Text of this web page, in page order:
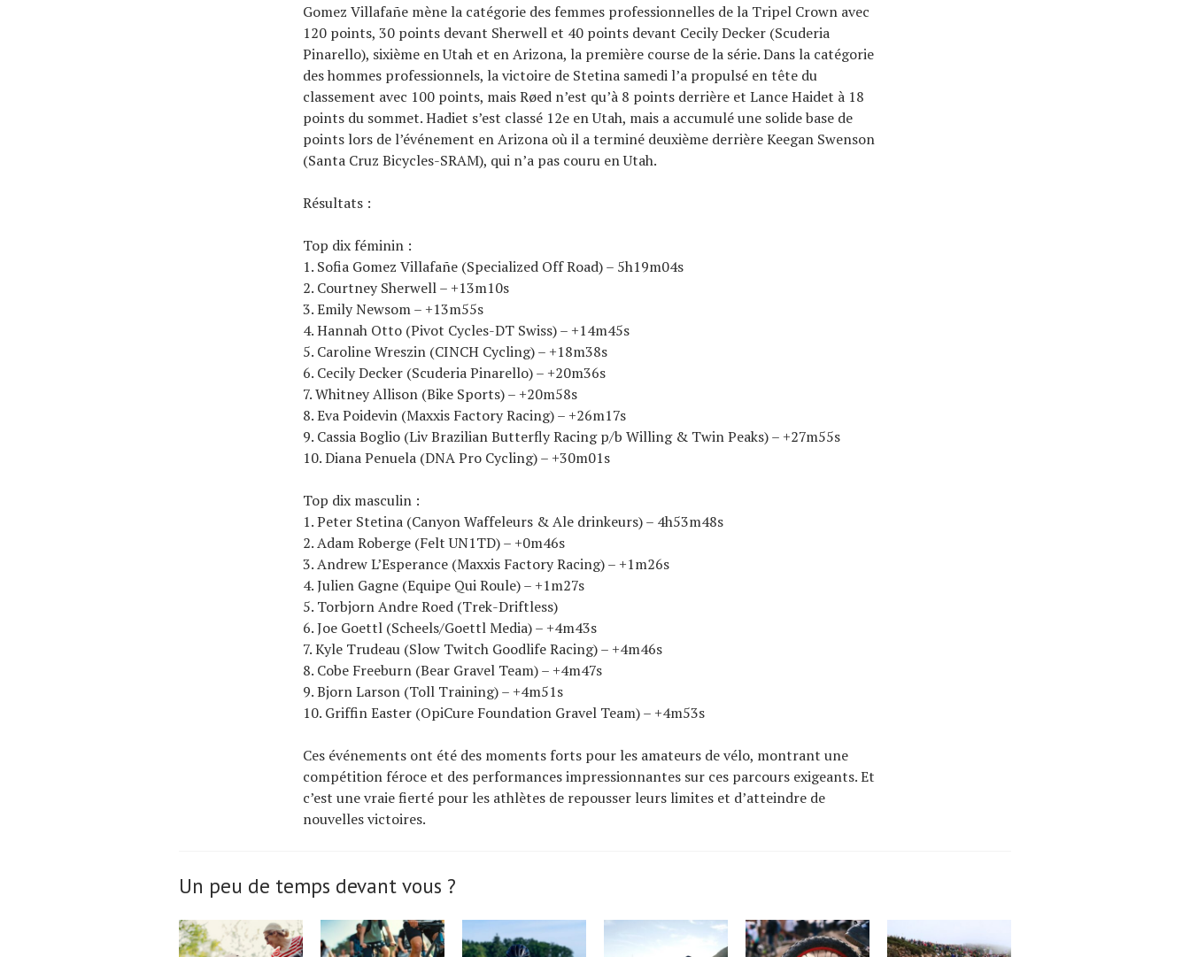
Gomez Villafañe mène la catégorie des femmes professionnelles de la Tripel Crown avec
120 points, 30 points devant Sherwell et 40 points devant Cecily Decker (Scuderia
Pinarello), sixième en Utah et en Arizona, la première course de la série. Dans la catégorie
des hommes professionnels, la victoire de Stetina samedi l’a propulsé en tête du
classement avec 100 points, mais Røed n’est qu’à 8 points derrière et Lance Haidet à 18
points du sommet. Hadiet s’est classé 12e en Utah, mais a accumulé une solide base de
points lors de l’événement en Arizona où il a terminé deuxième derrière Keegan Swenson
(Santa Cruz Bicycles-SRAM), qui n’a pas couru en Utah.
Résultats :
Top dix féminin :
1. Sofia Gomez Villafañe (Specialized Off Road) – 5h19m04s
2. Courtney Sherwell – +13m10s
3. Emily Newsom – +13m55s
4. Hannah Otto (Pivot Cycles-DT Swiss) – +14m45s
5. Caroline Wreszin (CINCH Cycling) – +18m38s
6. Cecily Decker (Scuderia Pinarello) – +20m36s
7. Whitney Allison (Bike Sports) – +20m58s
8. Eva Poidevin (Maxxis Factory Racing) – +26m17s
9. Cassia Boglio (Liv Brazilian Butterfly Racing p/b Willing & Twin Peaks) – +27m55s
10. Diana Penuela (DNA Pro Cycling) – +30m01s
Top dix masculin :
1. Peter Stetina (Canyon Waffeleurs & Ale drinkeurs) – 4h53m48s
2. Adam Roberge (Felt UN1TD) – +0m46s
3. Andrew L’Esperance (Maxxis Factory Racing) – +1m26s
4. Julien Gagne (Equipe Qui Roule) – +1m27s
5. Torbjorn Andre Roed (Trek-Driftless)
6. Joe Goettl (Scheels/Goettl Media) – +4m43s
7. Kyle Trudeau (Slow Twitch Goodlife Racing) – +4m46s
8. Cobe Freeburn (Bear Gravel Team) – +4m47s
9. Bjorn Larson (Toll Training) – +4m51s
10. Griffin Easter (OpiCure Foundation Gravel Team) – +4m53s
Ces événements ont été des moments forts pour les amateurs de vélo, montrant une
compétition féroce et des performances impressionnantes sur ces parcours exigeants. Et
c’est une vraie fierté pour les athlètes de repousser leurs limites et d’atteindre de
nouvelles victoires.
Un peu de temps devant vous ?